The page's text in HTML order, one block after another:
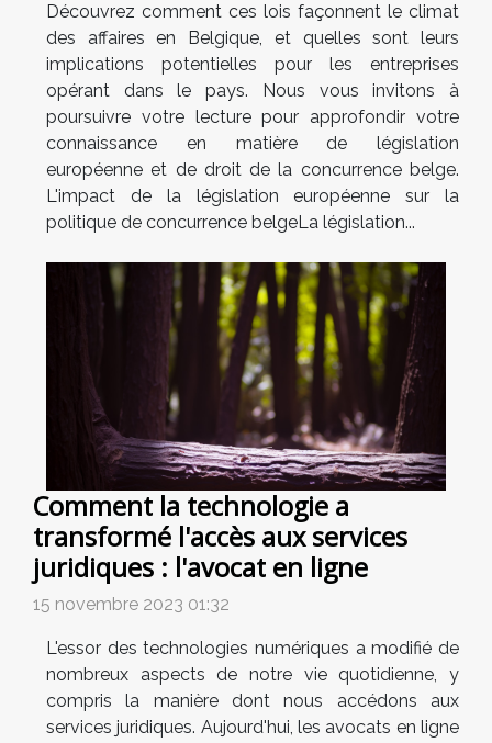
Découvrez comment ces lois façonnent le climat
des affaires en Belgique, et quelles sont leurs
implications potentielles pour les entreprises
opérant dans le pays. Nous vous invitons à
poursuivre votre lecture pour approfondir votre
connaissance en matière de législation
européenne et de droit de la concurrence belge.
L'impact de la législation européenne sur la
politique de concurrence belgeLa législation...
Comment la technologie a
transformé l'accès aux services
juridiques : l'avocat en ligne
15 novembre 2023 01:32
L'essor des technologies numériques a modifié de
nombreux aspects de notre vie quotidienne, y
compris la manière dont nous accédons aux
services juridiques. Aujourd'hui, les avocats en ligne